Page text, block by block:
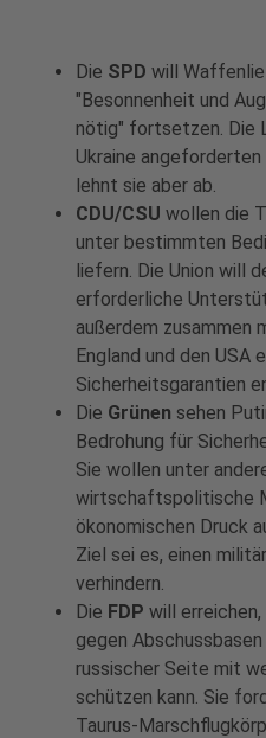
Die SPD will
"Besonnenheit und
nötig" fortsetzen. Die
Ukraine
lehnt sie aber ab.
CDU/CSU wollen die
unter bestimmten
liefern. Die Union will
erforderliche
außerdem zusammen
England und den USA
Sicherheitsgarantien
Die Grünen sehen
Bedrohung für
Sie wollen unter
wirtschaftspolitische
ökonomischen Druck
Ziel sei es, einen
verhindern.
Die FDP will erreichen,
gegen
russischer Seite mit
schützen kann. Sie
Taurus-